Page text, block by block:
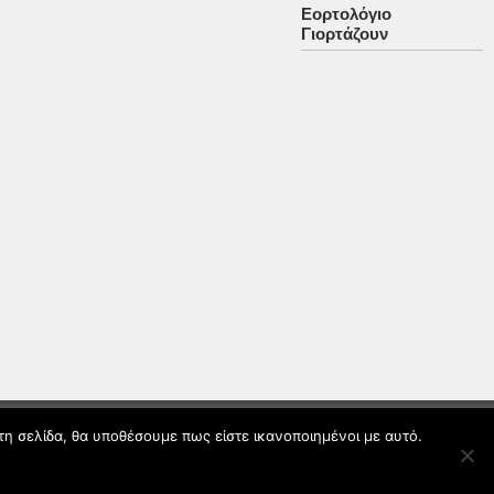
Εορτολόγιο
Γιορτάζουν
σελίδα, θα υποθέσουμε πως είστε ικανοποιημένοι με αυτό.